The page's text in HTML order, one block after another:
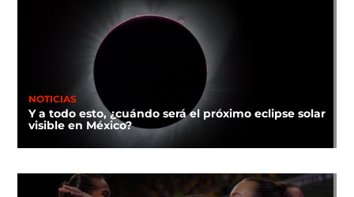
NOTICIAS
Y a todo esto, ¿cuándo será el próximo eclipse solar
visible en México?